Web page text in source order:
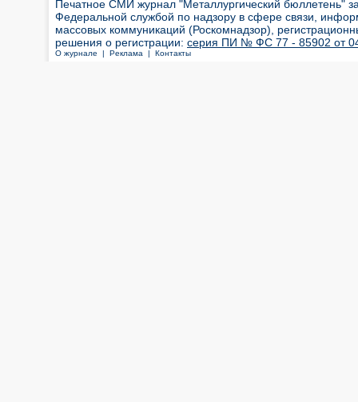
Печатное СМИ журнал "Металлургический бюллетень"
Федеральной службой по надзору в сфере связи,
массовых коммуникаций (Роскомнадзор),
решения о регистрации: серия ПИ № ФС 77 - 85902 от 04
О журнале | Реклама | Контакты